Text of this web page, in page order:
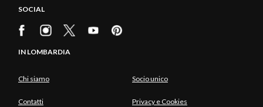
SOCIAL
IN LOMBARDIA
Chi siamo Socio unico
Contatti Privacy e Cookies